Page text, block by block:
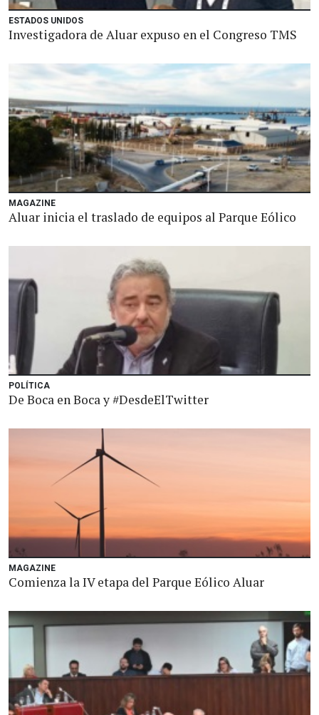
ESTADOS UNIDOS
Investigadora de Aluar expuso en el Congreso TMS
MAGAZINE
Aluar inicia el traslado de equipos al Parque Eólico
POLÍTICA
De Boca en Boca y #DesdeElTwitter
MAGAZINE
Comienza la IV etapa del Parque Eólico Aluar